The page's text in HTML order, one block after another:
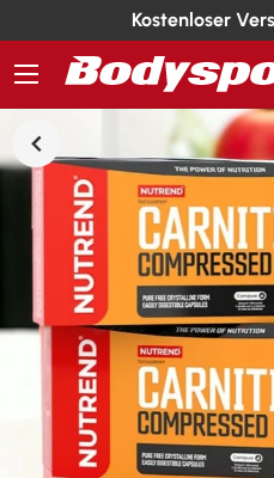
Kostenloser
Suchen
Menü